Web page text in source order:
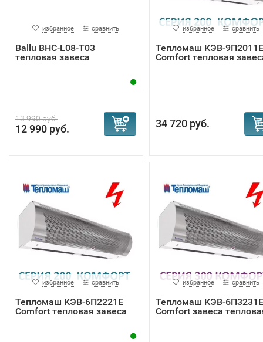
избранное сравнить
Ballu BHC-L08-T03
тепловая завеса
13 990 руб.
12 990 руб.
избранное сравнить
Тепломаш КЭВ-9П2011Е
Comfort тепловая
34 720 руб.
избранное сравнить
Тепломаш КЭВ-6П2221Е
Comfort тепловая завеса
избранное сравнить
Тепломаш КЭВ-6П3231Е
Comfort завеса